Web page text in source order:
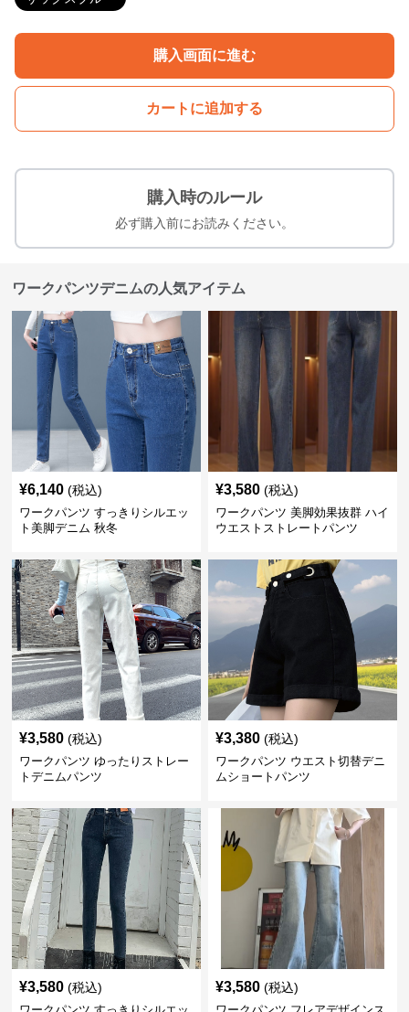
購入画面に進む
カートに追加する
購入時のルール
必ず購入前にお読みください。
ワークパンツデニムの人気アイテム
¥6,140 (税込)
ワークパンツ すっきりシルエッ
ト美脚デニム 秋冬
¥3,580 (税込)
ワークパンツ 美脚効果抜群 ハイ
ウエストストレートパンツ
¥3,580 (税込)
ワークパンツ ゆったりストレー
トデニムパンツ
¥3,380 (税込)
ワークパンツ ウエスト切替デニ
ムショートパンツ
¥3,580 (税込) ¥3,580 (税込)